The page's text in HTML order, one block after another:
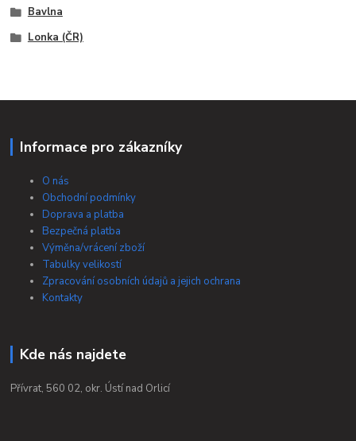
Bavlna
Lonka (ČR)
Informace pro zákazníky
O nás
Obchodní podmínky
Doprava a platba
Bezpečná platba
Výměna/vrácení zboží
Tabulky velikostí
Zpracování osobních údajů a jejich ochrana
Kontakty
Kde nás najdete
Přívrat, 560 02, okr. Ústí nad Orlicí